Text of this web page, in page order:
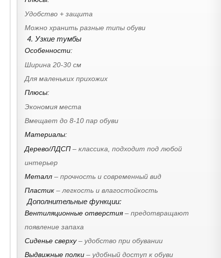
Удобство + защита
Можно хранить разные типы обуви
4. Узкие тумбы
Особенности:
Ширина 20-30 см
Для маленьких прихожих
Плюсы:
Экономия места
Вмещает до 8-10 пар обуви
Материалы:
Дерево/ЛДСП – классика, подходит под любой
интерьер
Металл – прочность и современный вид
Пластик – легкость и влагостойкость
Дополнительные функции:
Вентиляционные отверстия– предотвращают
появление запаха
Сиденье сверху– удобство при обувании
Выдвижные полки – удобный доступ к обуви